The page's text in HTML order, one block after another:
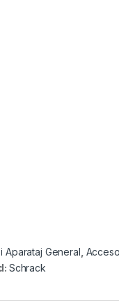
Aparataj General,
Schrack